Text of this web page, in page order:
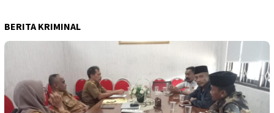
BERITA KRIMINAL